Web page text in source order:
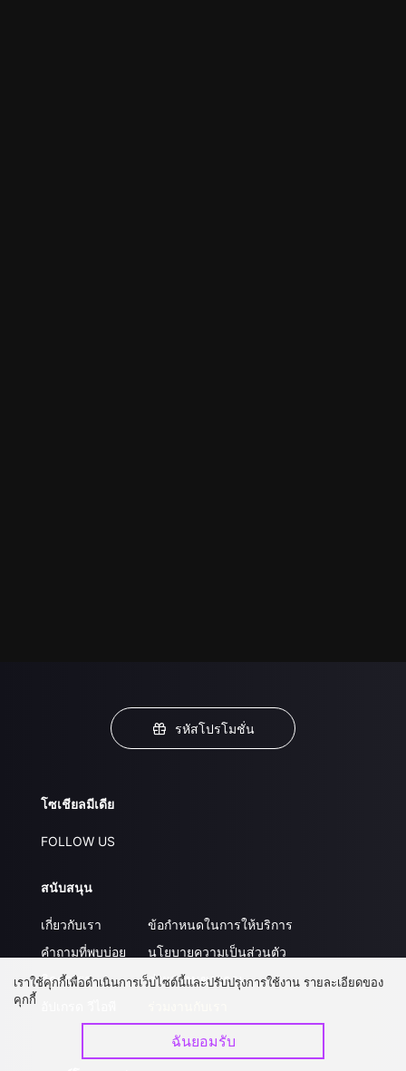
รหัสโปรโมชั่น
โซเชียลมีเดีย
FOLLOW US
สนับสนุน
เกี่ยวกับเรา
คำถามที่พบบ่อย
ติดต่อเรา
ข้อกำหนดในการให้บริการ
นโยบายความเป็นส่วนตัว
ส่งผลงานของคุณ
เราใช้คุกกี้เพื่อดำเนินการเว็บไซต์นี้และปรับปรุงการใช้งาน รายละเอียดของ
คุกกี้
ฉันยอมรับ